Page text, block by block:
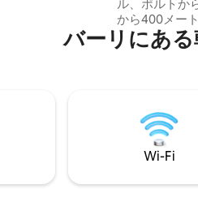
ル、ポルトか
から400メー
から400メー
を備えた2つ
のメインチャ
あります。マ
ムの枕。 静
あたりの料金
バーリにあ
Wi-Fi